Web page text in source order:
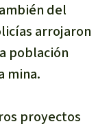
del
arrojaron
población
mina.
proyectos